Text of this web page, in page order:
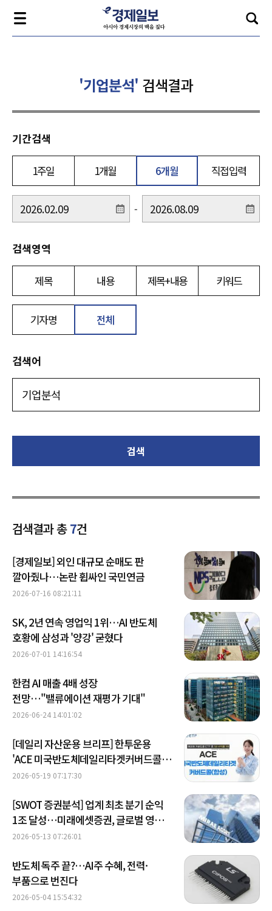
'기업분석' 검색결과
기간검색
1주일 1개월 6개월 직접입력
-
검색영역
제목 내용 제목+내용 키워드
기자명 전체
검색어
검색
검색결과 총7건
[경제일보] 외인 대규모 순매도 판
깔아줬나…논란 휩싸인 국민연금
2026-07-16 08:21:11
SK, 2년 연속 영업익 1위…AI 반도체
호황에 삼성과 '양강' 굳혔다
2026-07-01 14:16:54
한컴 AI 매출 4배 성장
전망…"밸류에이션 재평가 기대"
2026-06-24 14:01:02
[데일리 자산운용 브리프] 한투운용
'ACE 미국반도체데일리타겟커버드콜',
해외형 1년 수익률 1위 外
2026-05-19 07:17:30
[SWOT 증권분석] 업계 최초 분기 순익
1조 달성…미래에셋증권, 글로벌 영토
확장 가속화
2026-05-13 07:26:01
반도체 독주 끝?…AI주 수혜, 전력·
부품으로 번진다
2026-05-04 15:54:32